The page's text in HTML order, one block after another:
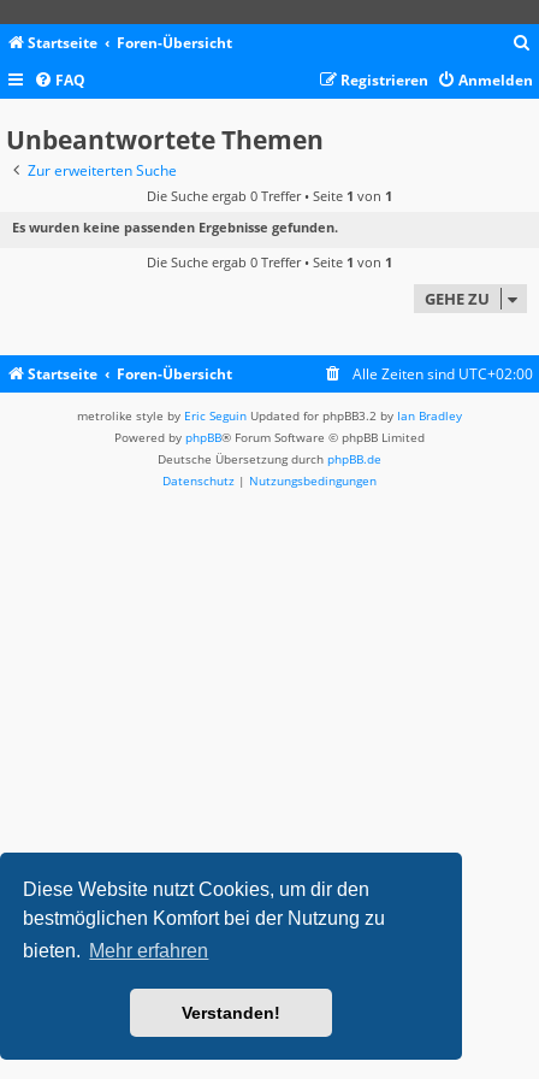
Diese Website nutzt Cookies, um dir den
bestmöglichen Komfort bei der Nutzung zu
bieten. Mehr erfahren
Verstanden!
Startseite Foren-Übersicht
c
FAQ Anmelden
Registrieren
Unbeantwortete Themen
Zur erweiterten Suche
Die Suche ergab 0 Treffer • Seite 1 von 1
Es wurden keine passenden Ergebnisse gefunden.
Die Suche ergab 0 Treffer • Seite 1 von 1
GEHE ZU
Startseite Foren-Übersicht Alle Zeiten sind UTC+02:00
metrolike style by Eric Seguin Updated for phpBB3.2 by Ian Bradley
Powered by phpBB® Forum Software © phpBB Limited
Deutsche Übersetzung durch phpBB.de
Datenschutz | Nutzungsbedingungen